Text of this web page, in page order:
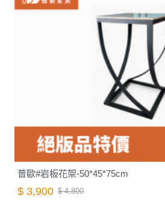
普歐#岩板花架-50*45*75cm
$ 3,900 $ 4,800